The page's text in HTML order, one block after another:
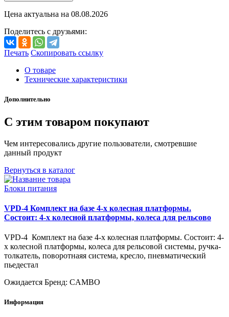
Цена актуальна на 08.08.2026
Поделитесь с друзьями:
Печать Скопировать ссылку
О товаре
Технические характеристики
Дополнительно
С этим товаром покупают
Чем интересовались другие пользователи, смотревшие
данный продукт
Вернуться в каталог
Блоки питания
VPD-4 Комплект на базе 4-х колесная платформы.
Состоит: 4-х колесной платформы, колеса для рельсово
VPD-4 Комплект на базе 4-х колесная платформы. Состоит: 4-
х колесной платформы, колеса для рельсовой системы, ручка-
толкатель, поворотнаяя система, кресло, пневматический
пьедестал
Ожидается Бренд: CAMBO
Информация